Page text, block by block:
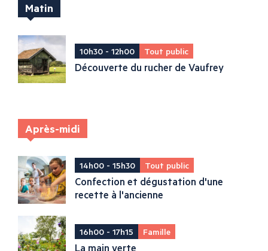
Matin
10h30 - 12h00 Tout public
Découverte du rucher de Vaufrey
Après-midi
14h00 - 15h30 Tout public
Confection et dégustation d'une
recette à l'ancienne
16h00 - 17h15 Famille
La main verte